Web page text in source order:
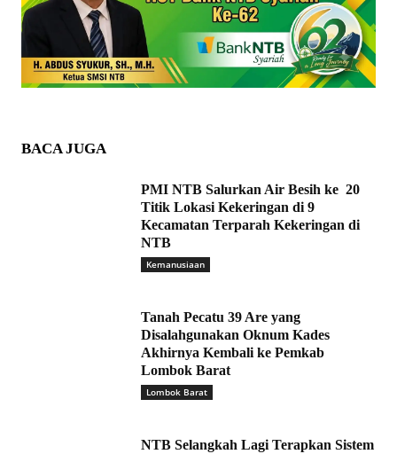
BACA JUGA
PMI NTB Salurkan Air Besih ke 20
Titik Lokasi Kekeringan di 9
Kecamatan Terparah Kekeringan di
NTB
Kemanusiaan
Tanah Pecatu 39 Are yang
Disalahgunakan Oknum Kades
Akhirnya Kembali ke Pemkab
Lombok Barat
Lombok Barat
NTB Selangkah Lagi Terapkan Sistem